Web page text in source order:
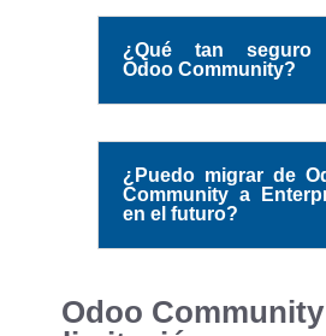
¿Qué tan seguro
Odoo Community?
¿Puedo migrar de
Community a
en el futuro?
Odoo